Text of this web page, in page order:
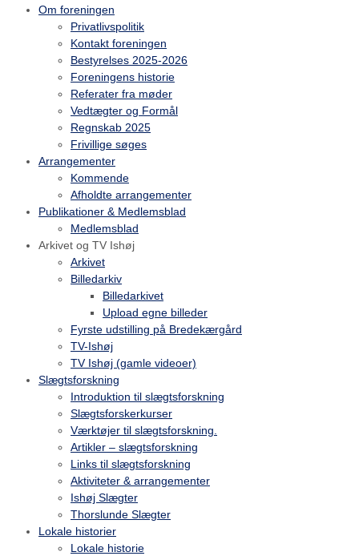
Om foreningen
Privatlivspolitik
Kontakt foreningen
Bestyrelses 2025-2026
Foreningens historie
Referater fra møder
Vedtægter og Formål
Regnskab 2025
Frivillige søges
Arrangementer
Kommende
Afholdte arrangementer
Publikationer & Medlemsblad
Medlemsblad
Arkivet og TV Ishøj
Arkivet
Billedarkiv
Billedarkivet
Upload egne billeder
Fyrste udstilling på Bredekærgård
TV-Ishøj
TV Ishøj (gamle videoer)
Slægtsforskning
Introduktion til slægtsforskning
Slægtsforskerkurser
Værktøjer til slægtsforskning.
Artikler – slægtsforskning
Links til slægtsforskning
Aktiviteter & arrangementer
Ishøj Slægter
Thorslunde Slægter
Lokale historier
Lokale historie